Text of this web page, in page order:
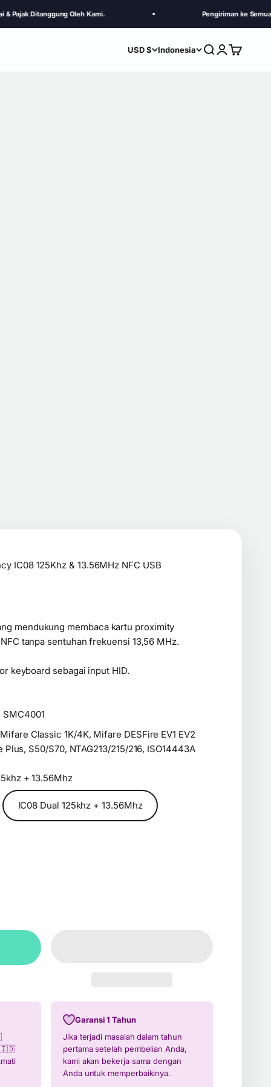
Oleh Kami. Pengiriman ke Semua
USD $ Indonesia Search
Login
Cart
IC08 125Khz & 13.56MHz NFC USB
mendukung membaca kartu proximity
tanpa sentuhan frekuensi 13,56 MHz.
keyboard sebagai input HID.
SMC4001
Classic 1K/4K, Mifare DESFire EV1 EV2
S50/S70, NTAG213/215/216, ISO14443A
+ 13.56Mhz
IC08 Dual 125khz + 13.56Mhz
🇮🇩
Garansi 1 Tahun
Jika terjadi masalah dalam tahun
pertama setelah pembelian Anda,
kami akan bekerja sama dengan
Anda untuk memperbaikinya.